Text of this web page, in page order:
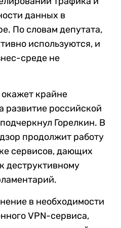
данных в
По словам депутата,
используются, и
среде не
крайне
развитие российской
Горелкин. В
продолжит работу
сервисов, дающих
деструктивному
в необходимости
VPN-сервиса,